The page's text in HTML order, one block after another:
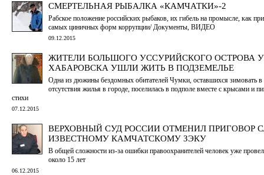
СМЕРТЕЛЬНАЯ РЫБАЛКА «КАМЧАТКИ»-2
Рабское положение российских рыбаков, их гибель на промысле, как
самых циничных форм коррупции/ Документы, ВИДЕО
09.12.2015
ЖИТЕЛИ БОЛЬШОГО УССУРИЙСКОГО ОСТРОВА У
ХАБАРОВСКА УШЛИ ЖИТЬ В ПОДЗЕМЕЛЬЕ
Одна из дюжины бездомных обитателей Чумки, оставшихся зимовать в
отсутствия жилья в городе, поселилась в подполе вместе с крысами и
стихи
07.12.2015
ВЕРХОВНЫЙ СУД РОССИИ ОТМЕНИЛ ПРИГОВОР
ИЗВЕСТНОМУ КАМЧАТСКОМУ ЗЭКУ
В общей сложности из-за ошибки правоохранителей человек уже
около 15 лет
06.12.2015